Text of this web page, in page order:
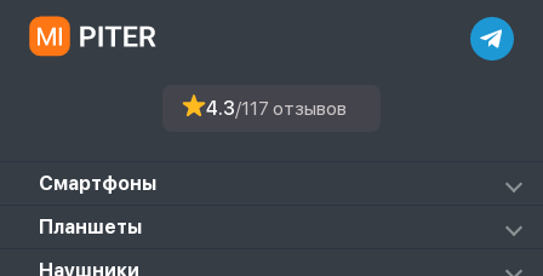
4.3/117 отзывов
Смартфоны
Redmi
Планшеты
Mi Pad 6S Pro
Наушники